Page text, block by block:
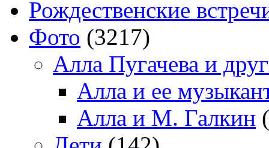
Рождественские
Фото (3217)
Алла Пугачева и
Алла и ее
Алла и М. Галкин